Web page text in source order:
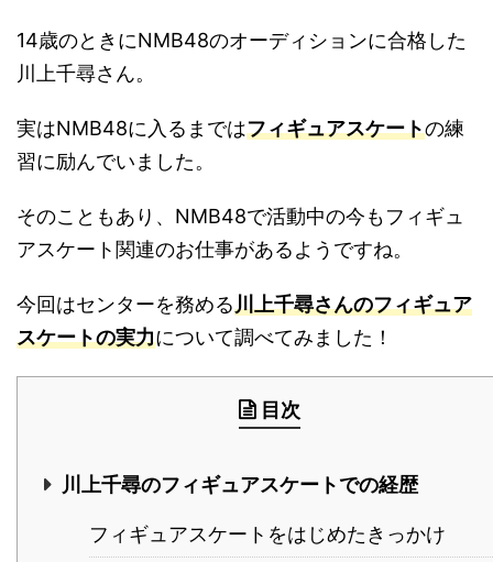
14歳のときにNMB48のオーディションに合格した
川上千尋さん。
実はNMB48に入るまではフィギュアスケートの練
習に励んでいました。
そのこともあり、NMB48で活動中の今もフィギュ
アスケート関連のお仕事があるようですね。
今回はセンターを務める川上千尋さんのフィギュア
スケートの実力について調べてみました！
目次
川上千尋のフィギュアスケートでの経歴
フィギュアスケートをはじめたきっかけ